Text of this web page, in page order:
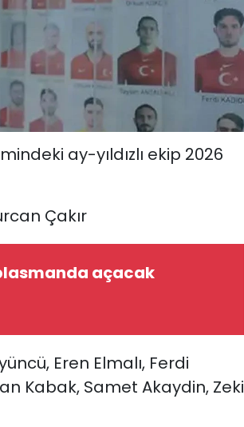
ay-yıldızlı ekip 2026
Çakır
açacak
Eren Elmalı, Ferdi
Kabak, Samet Akaydin, Zeki